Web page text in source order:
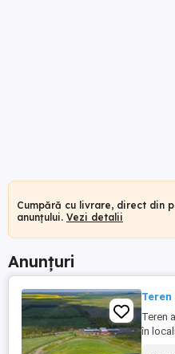
Cumpără cu livrare, direct din
anunțului. Vezi detalii
Anunțuri
Teren
în